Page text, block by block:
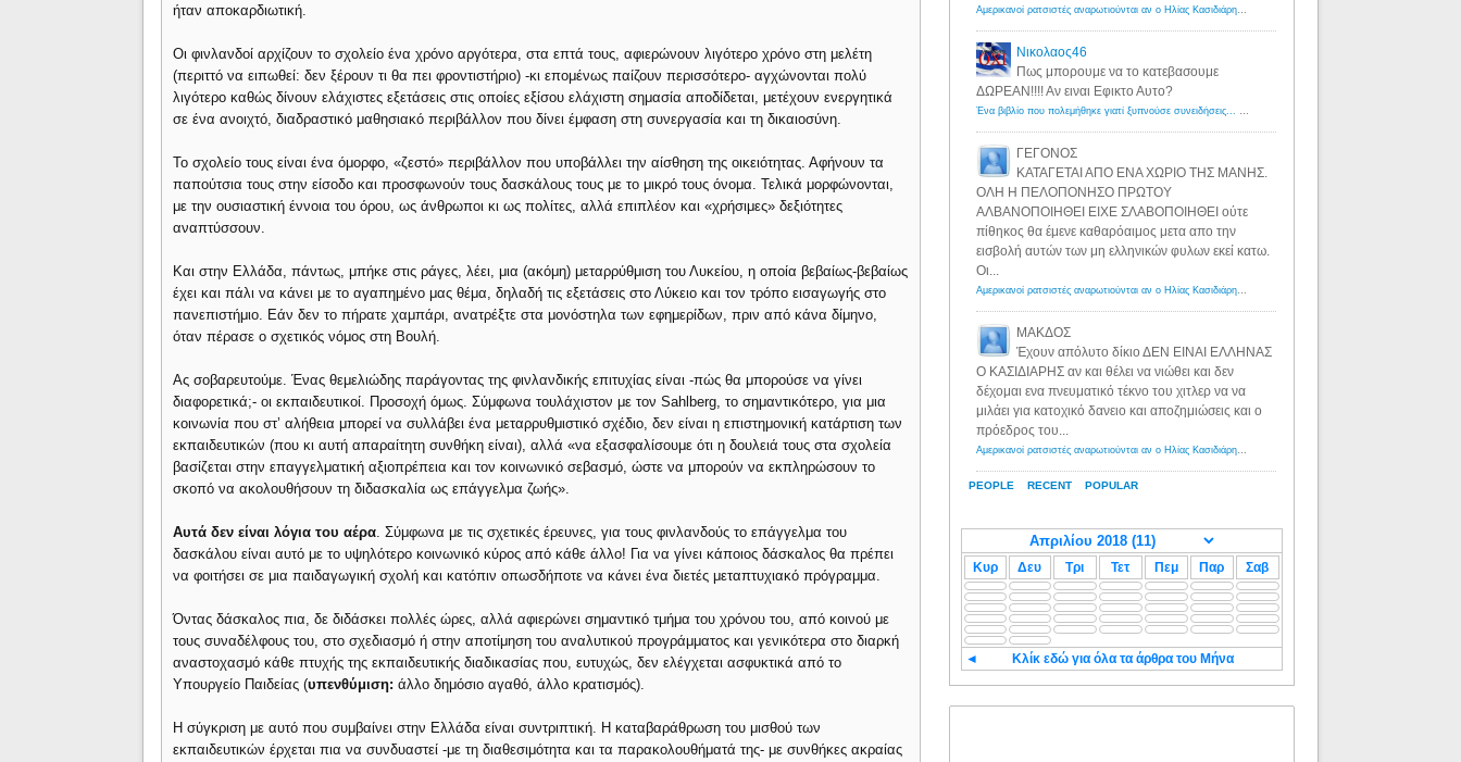
ήταν αποκαρδιωτική.
Οι φινλανδοί αρχίζουν το σχολείο ένα χρόνο αργότερα, στα επτά τους, αφιερώνουν λιγότερο χρόνο στη μελέτη
(περιττό να ειπωθεί: δεν ξέρουν τι θα πει φροντιστήριο) -κι επομένως παίζουν περισσότερο- αγχώνονται πολύ
λιγότερο καθώς δίνουν ελάχιστες εξετάσεις στις οποίες εξίσου ελάχιστη σημασία αποδίδεται, μετέχουν ενεργητικά
σε ένα ανοιχτό, διαδραστικό μαθησιακό περιβάλλον που δίνει έμφαση στη συνεργασία και τη δικαιοσύνη.
Το σχολείο τους είναι ένα όμορφο, «ζεστό» περιβάλλον που υποβάλλει την αίσθηση της οικειότητας. Αφήνουν τα
παπούτσια τους στην είσοδο και προσφωνούν τους δασκάλους τους με το μικρό τους όνομα. Τελικά μορφώνονται,
με την ουσιαστική έννοια του όρου, ως άνθρωποι κι ως πολίτες, αλλά επιπλέον και «χρήσιμες» δεξιότητες
αναπτύσσουν.
Και στην Ελλάδα, πάντως, μπήκε στις ράγες, λέει, μια (ακόμη) μεταρρύθμιση του Λυκείου, η οποία βεβαίως-βεβαίως
έχει και πάλι να κάνει με το αγαπημένο μας θέμα, δηλαδή τις εξετάσεις στο Λύκειο και τον τρόπο εισαγωγής στο
πανεπιστήμιο. Εάν δεν το πήρατε χαμπάρι, ανατρέξτε στα μονόστηλα των εφημερίδων, πριν από κάνα δίμηνο,
όταν πέρασε ο σχετικός νόμος στη Βουλή.
Ας σοβαρευτούμε. Ένας θεμελιώδης παράγοντας της φινλανδικής επιτυχίας είναι -πώς θα μπορούσε να γίνει
διαφορετικά;- οι εκπαιδευτικοί. Προσοχή όμως. Σύμφωνα τουλάχιστον με τον Sahlberg, το σημαντικότερο, για μια
κοινωνία που στ’ αλήθεια μπορεί να συλλάβει ένα μεταρρυθμιστικό σχέδιο, δεν είναι η επιστημονική κατάρτιση των
εκπαιδευτικών (που κι αυτή απαραίτητη συνθήκη είναι), αλλά «να εξασφαλίσουμε ότι η δουλειά τους στα σχολεία
βασίζεται στην επαγγελματική αξιοπρέπεια και τον κοινωνικό σεβασμό, ώστε να μπορούν να εκπληρώσουν το
σκοπό να ακολουθήσουν τη διδασκαλία ως επάγγελμα ζωής».
Αυτά δεν είναι λόγια του αέρα. Σύμφωνα με τις σχετικές έρευνες, για τους φινλανδούς το επάγγελμα του
δασκάλου είναι αυτό με το υψηλότερο κοινωνικό κύρος από κάθε άλλο! Για να γίνει κάποιος δάσκαλος θα πρέπει
να φοιτήσει σε μια παιδαγωγική σχολή και κατόπιν οπωσδήποτε να κάνει ένα διετές μεταπτυχιακό πρόγραμμα.
Όντας δάσκαλος πια, δε διδάσκει πολλές ώρες, αλλά αφιερώνει σημαντικό τμήμα του χρόνου του, από κοινού με
τους συναδέλφους του, στο σχεδιασμό ή στην αποτίμηση του αναλυτικού προγράμματος και γενικότερα στο διαρκή
αναστοχασμό κάθε πτυχής της εκπαιδευτικής διαδικασίας που, ευτυχώς, δεν ελέγχεται ασφυκτικά από το
Υπουργείο Παιδείας (υπενθύμιση: άλλο δημόσιο αγαθό, άλλο κρατισμός).
Η σύγκριση με αυτό που συμβαίνει στην Ελλάδα είναι συντριπτική. Η καταβαράθρωση του μισθού των
εκπαιδευτικών έρχεται πια να συνδυαστεί -με τη διαθεσιμότητα και τα παρακολουθήματά της- με συνθήκες ακραίας
PEOPLE RECENT POPULAR
Αμερικανοί ρατσιστές αναρωτιούνται αν ο Ηλίας Κασιδιάρης ανήκει στη λευκή φυλή... - Λόγιος Ερμής
Νικολαος46
Πως μπορουμε να το κατεβασουμε
ΔΩΡΕΑΝ!!!! Αν ειναι Εφικτο Αυτο?
Ένα βιβλίο που πολεμήθηκε γιατί ξυπνούσε συνειδήσεις... - Λόγιος Ερμής | Η γνώση ξεκινάει με την αναζήτηση...
ΓΕΓΟΝΟΣ
ΚΑΤΑΓΕΤΑΙ ΑΠΟ ΕΝΑ ΧΩΡΙΟ ΤΗΣ ΜΑΝΗΣ.
ΟΛΗ Η ΠΕΛΟΠΟΝΗΣΟ ΠΡΩΤΟΥ
ΑΛΒΑΝΟΠΟΙΗΘΕΙ ΕΙΧΕ ΣΛΑΒΟΠΟΙΗΘΕΙ ούτε
πίθηκος θα έμενε καθαρόαιμος μετα απο την
εισβολή αυτών των μη ελληνικών φυλων εκεί κατω.
Οι...
Αμερικανοί ρατσιστές αναρωτιούνται αν ο Ηλίας Κασιδιάρης ανήκει στη λευκή φυλή... - Λόγιος Ερμής
ΜΑΚΔΟΣ
Έχουν απόλυτο δίκιο ΔΕΝ ΕΙΝΑΙ ΕΛΛΗΝΑΣ
Ο ΚΑΣΙΔΙΑΡΗΣ αν και θέλει να νιώθει και δεν
δέχομαι ενα πνευματικό τέκνο του χιτλερ να να
μιλάει για κατοχικό δανειο και αποζημιώσεις και ο
πρόεδρος του...
Αμερικανοί ρατσιστές αναρωτιούνται αν ο Ηλίας Κασιδιάρης ανήκει στη λευκή φυλή... - Λόγιος Ερμής
Κυρ Δευ Τρι Τετ Πεμ Παρ Σαβ
◄ Κλίκ εδώ για όλα τα άρθρα του Μήνα